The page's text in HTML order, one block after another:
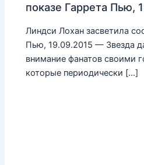
показе Гаррета Пью,
Линдси Лохан засветила
Пью, 19.09.2015 — Звезда
внимание фанатов своими
которые периодически […]